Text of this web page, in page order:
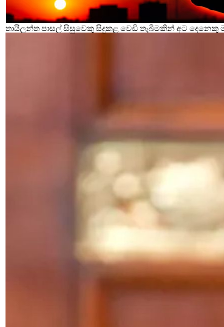
තායිලන්ත පාසල් සිසුවෙකු සිදුකළ වෙඩි තැබීමකින් අට දෙනෙකු